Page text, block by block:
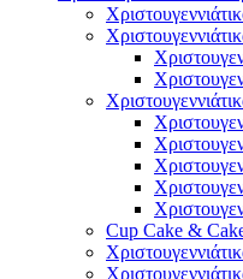
Cup Cake &